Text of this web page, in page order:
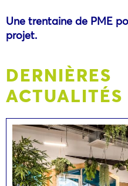
Une trentaine de PME
projet.
DERNIÈRES
ACTUALITÉS